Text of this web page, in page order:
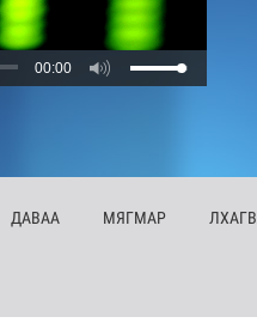
00:00
ДАВАА МЯГМАР ЛХ